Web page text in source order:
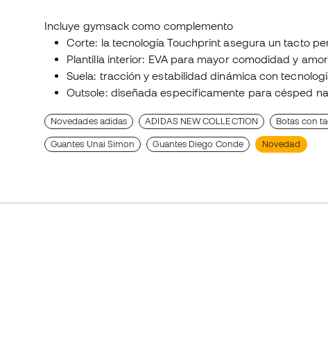
Incluye gymsack como complemento
Corte: la tecnología Touchprint asegura un tacto
Plantilla interior: EVA para mayor comodidad y
Suela: tracción y estabilidad dinámica con
Outsole: diseñada específicamente para césped
Novedades adidas ADIDAS NEW COLLECTION Botas con
Guantes Unai Simon Guantes Diego Conde Novedad